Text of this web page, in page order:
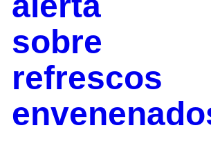
sobre
refrescos